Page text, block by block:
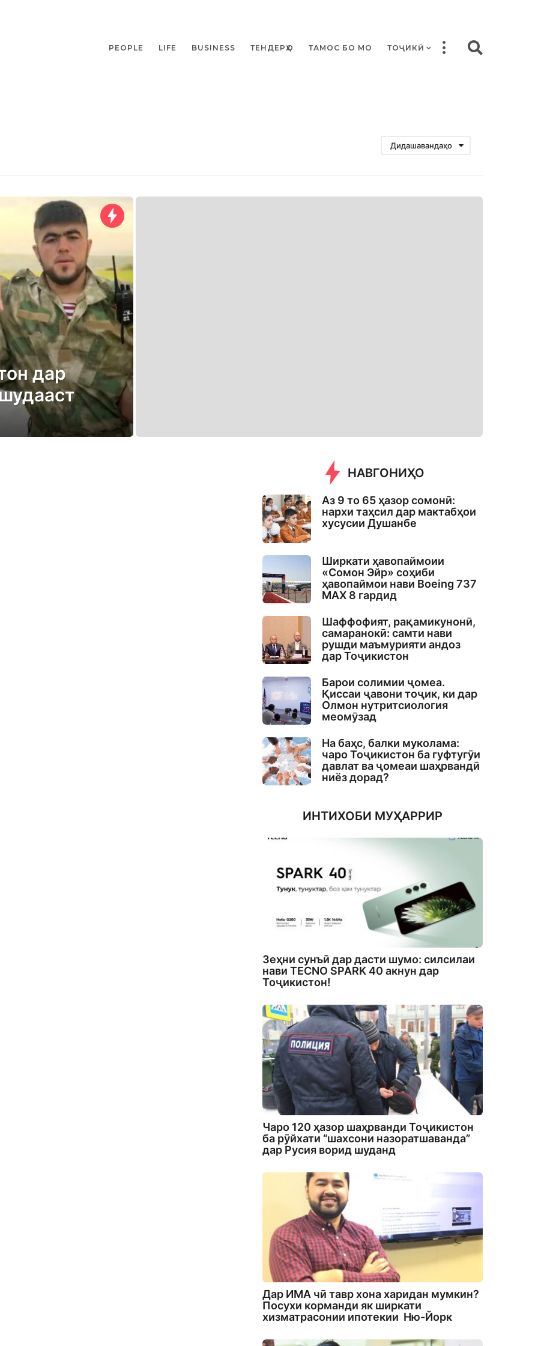
PEOPLE LIFE BUSINESS ТЕНДЕРҲО ТАМОС БО МО ТОҶИКӢ
Дидашавандаҳо
дар
НАВГОНИҲО
Аз 9 то 65 ҳазор сомонӣ:
нархи таҳсил дар мактабҳои
хусусии Душанбе
Ширкати ҳавопаймоии
«Сомон Эйр» соҳиби
ҳавопаймои нави Boeing 737
MAX 8 гардид
Шаффофият, рақамикунонӣ,
самаранокӣ: самти нави
рушди маъмурияти андоз
дар Тоҷикистон
Барои солимии ҷомеа.
Қиссаи ҷавони тоҷик, ки дар
Олмон нутритсиология
меомӯзад
На баҳс, балки муколама:
чаро Тоҷикистон ба гуфтугӯи
давлат ва ҷомеаи шаҳрвандӣ
ниёз дорад?
ИНТИХОБИ МУҲАРРИР
Зеҳни сунъӣ дар дасти шумо: силсилаи
нави TECNO SPARK 40 акнун дар
Тоҷикистон!
Чаро 120 ҳазор шаҳрванди Тоҷикистон
ба рӯйхати “шахсони назоратшаванда”
дар Русия ворид шуданд
Дар ИМА чӣ тавр хона харидан мумкин?
Посухи корманди як ширкати
хизматрасонии ипотекии Ню-Йорк